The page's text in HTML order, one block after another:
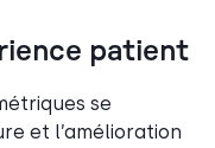
patient
se
et l’amélioration